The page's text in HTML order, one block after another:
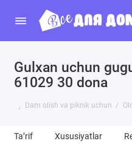
Gulxan uchun
61029 30 dona
Dam olish va piknik uchun
Ta’rif Xususiyatlar